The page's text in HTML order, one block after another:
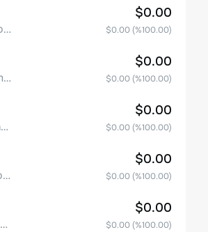
Microsoft Corp
$0.00
$0.00(%100.00)
Amazon.Com Inc
$0.00
$0.00(%100.00)
Broadcom Inc. Common Stock
$0.00
$0.00(%100.00)
Tesla, Inc. Common Stock
$0.00
$0.00(%100.00)
Meta Platforms, Inc. Class A Common Stock
$0.00
$0.00(%100.00)